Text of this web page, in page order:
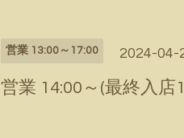
営業 13:00～17:00 2024-04-
営業 14:00～(最終入店